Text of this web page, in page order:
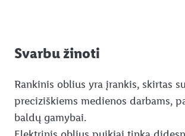
Svarbu žinoti
Rankinis oblius yra įrankis, skirtas
preciziškiems medienos darbams,
baldų gamybai.